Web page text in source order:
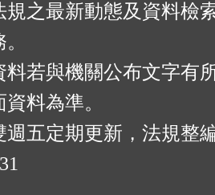
規之最新動態及資料檢
料若與機關公布文字有
料為準。
週五定期更新，法規整